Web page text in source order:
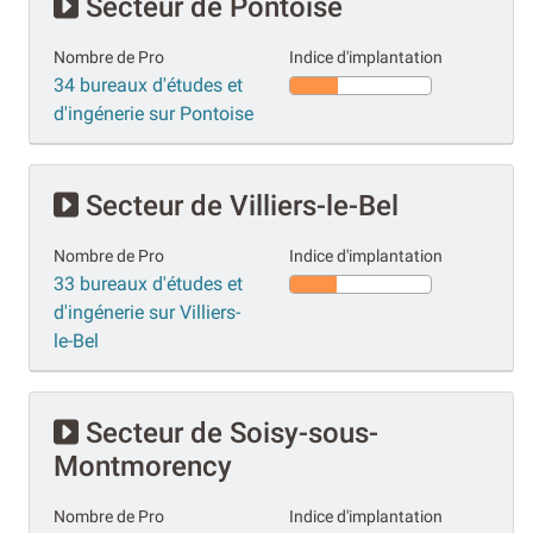
Secteur de Pontoise
Nombre de Pro
34 bureaux d'études et
d'ingénerie sur Pontoise
Indice d'implantation
Secteur de Villiers-le-Bel
Nombre de Pro
33 bureaux d'études et
d'ingénerie sur Villiers-
le-Bel
Indice d'implantation
Secteur de Soisy-sous-
Montmorency
Nombre de Pro Indice d'implantation